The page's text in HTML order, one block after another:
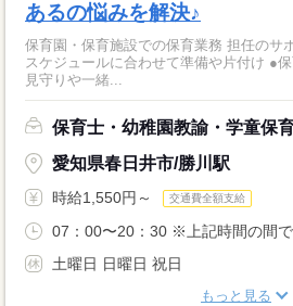
あるの悩みを解決♪
保育園・保育施設での保育業務 担任のサポー
スケジュールに合わせて準備や片付け ●
見守りや一緒...
保育士・幼稚園教諭・学童保
愛知県春日井市/勝川駅
時給1,550円～ 交通費全額支給
07：00〜20：30 ※上記時間の間
土曜日 日曜日 祝日
もっと見る